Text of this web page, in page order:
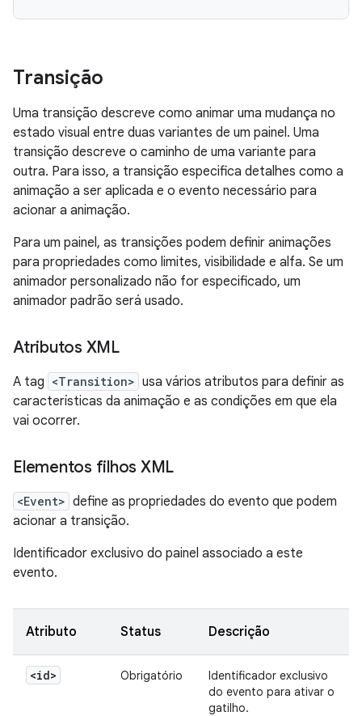
Transição
Uma transição descreve como animar uma mudança no
estado visual entre duas variantes de um painel. Uma
transição descreve o caminho de uma variante para
outra. Para isso, a transição especifica detalhes como a
animação a ser aplicada e o evento necessário para
acionar a animação.
Para um painel, as transições podem definir animações
para propriedades como limites, visibilidade e alfa. Se um
animador personalizado não for especificado, um
animador padrão será usado.
Atributos XML
A tag <Transition> usa vários atributos para definir as
características da animação e as condições em que ela
vai ocorrer.
Elementos filhos XML
<Event> define as propriedades do evento que podem
acionar a transição.
Identificador exclusivo do painel associado a este
evento.
Atributo Status Descrição
<id> Obrigatório
Identificador exclusivo
do evento para ativar o
gatilho.